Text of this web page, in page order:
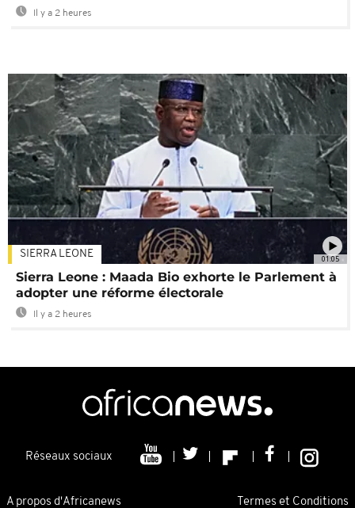
Il y a 2 heures
01:05
SIERRA LEONE
Sierra Leone : Maada Bio exhorte le Parlement à
adopter une réforme électorale
Il y a 2 heures
Réseaux sociaux
A propos d'Africanews Termes et Conditions